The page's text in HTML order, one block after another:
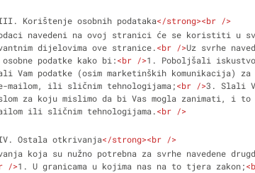
Korištenje osobnih podataka</strong><br />
dijelovima ove stranice.<br />Uz svrhe
podatke kako bi:<br />1. Poboljšali
Vam podatke (osim marketinških komunikacija)
ili sličnim tehnologijama;<br />3. Slali
za koju mislimo da bi Vas mogla zanimati, i
ili sličnim tehnologijama.<br />
Ostala otkrivanja</strong><br />
/>1. U granicama u kojima nas na to tjera zakon;<